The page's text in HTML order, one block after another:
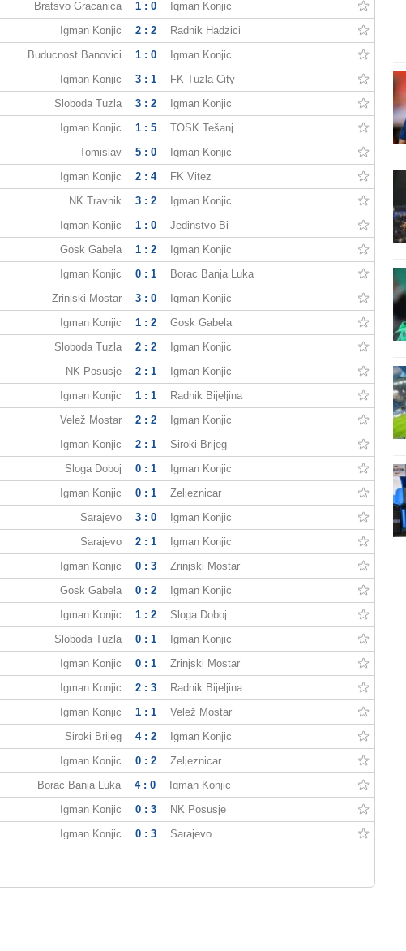
Bratsvo Gracanica 1 : 0 Igman Konjic
Igman Konjic 2 : 2 Radnik Hadzici
Buducnost Banovici 1 : 0 Igman Konjic
Igman Konjic 3 : 1 FK Tuzla City
Sloboda Tuzla 3 : 2 Igman Konjic
Igman Konjic 1 : 5 TOŠK Tešanj
Tomislav 5 : 0 Igman Konjic
Igman Konjic 2 : 4 FK Vitez
NK Travnik 3 : 2 Igman Konjic
Igman Konjic 1 : 0 Jedinstvo Bi
Gosk Gabela 1 : 2 Igman Konjic
Igman Konjic 0 : 1 Borac Banja Luka
Zrinjski Mostar 3 : 0 Igman Konjic
Igman Konjic 1 : 2 Gosk Gabela
Sloboda Tuzla 2 : 2 Igman Konjic
NK Posusje 2 : 1 Igman Konjic
Igman Konjic 1 : 1 Radnik Bijeljina
Velež Mostar 2 : 2 Igman Konjic
Igman Konjic 2 : 1 Široki Brijeg
Sloga Doboj 0 : 1 Igman Konjic
Igman Konjic 0 : 1 Zeljeznicar
Sarajevo 3 : 0 Igman Konjic
Sarajevo 2 : 1 Igman Konjic
Igman Konjic 0 : 3 Zrinjski Mostar
Gosk Gabela 0 : 2 Igman Konjic
Igman Konjic 1 : 2 Sloga Doboj
Sloboda Tuzla 0 : 1 Igman Konjic
Igman Konjic 0 : 1 Zrinjski Mostar
Igman Konjic 2 : 3 Radnik Bijeljina
Igman Konjic 1 : 1 Velež Mostar
Široki Brijeg 4 : 2 Igman Konjic
Igman Konjic 0 : 2 Zeljeznicar
Borac Banja Luka 4 : 0 Igman Konjic
Igman Konjic 0 : 3 NK Posusje
Igman Konjic 0 : 3 Sarajevo